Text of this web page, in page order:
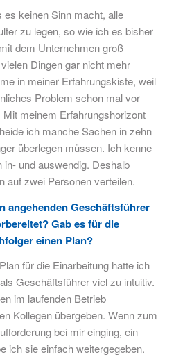
keinen Sinn macht, alle
zu legen, so wie ich es bisher
dem Unternehmen groß
Dingen gar nicht mehr
in meiner Erfahrungskiste, weil
Problem schon mal vor
meinem Erfahrungshorizont
ich manche Sachen in zehn
überlegen müssen. Ich kenne
und auswendig. Deshalb
auf zwei Personen verteilen.
angehenden Geschäftsführer
Gab es für die
einen Plan?
für die Einarbeitung hatte ich
Geschäftsführer viel zu intuitiv.
im laufenden Betrieb
Kollegen übergeben. Wenn zum
bei mir einging, ein
ich sie einfach weitergegeben.